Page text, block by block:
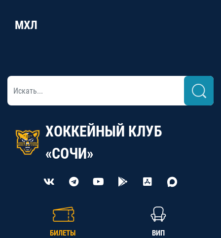
МХЛ
ХОККЕЙНЫЙ КЛУБ
«СОЧИ»
БИЛЕТЫ ВИП